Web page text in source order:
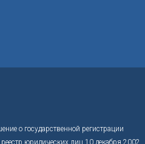
о государственной регистрации